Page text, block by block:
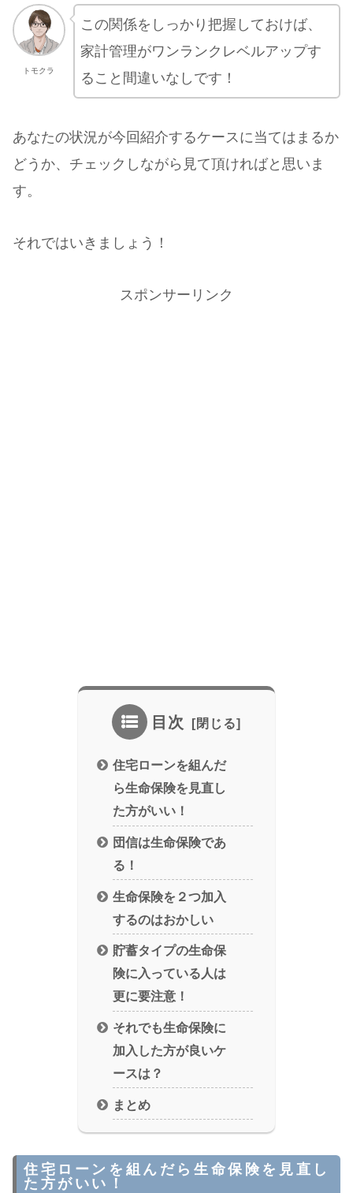
トモクラ
この関係をしっかり把握しておけば、
家計管理がワンランクレベルアップす
ること間違いなしです！
あなたの状況が今回紹介するケースに当てはまるか
どうか、チェックしながら見て頂ければと思いま
す。
それではいきましょう！
スポンサーリンク
目次
住宅ローンを組んだ
ら生命保険を見直し
た方がいい！
団信は生命保険であ
る！
生命保険を２つ加入
するのはおかしい
貯蓄タイプの生命保
険に入っている人は
更に要注意！
それでも生命保険に
加入した方が良いケ
ースは？
まとめ
住宅ローンを組んだら生命保険を見直し
た方がいい！